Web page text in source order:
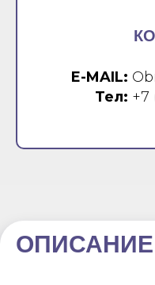
E-MAIL:
Тел: +7
ОПИСАНИЕ